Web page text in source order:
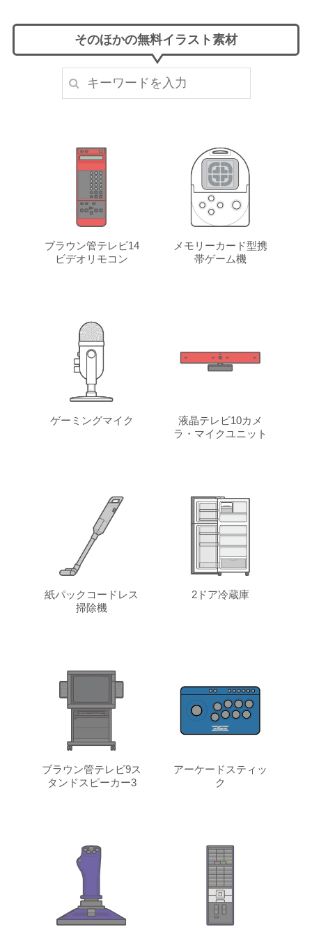
そのほかの無料イラスト素材
ブラウン管テレビ14
ビデオリモコン
メモリーカード型携
帯ゲーム機
ゲーミングマイク
液晶テレビ10カメ
ラ・マイクユニット
紙パックコードレス
掃除機
2ドア冷蔵庫
ブラウン管テレビ9ス
タンドスピーカー3
アーケードスティッ
ク